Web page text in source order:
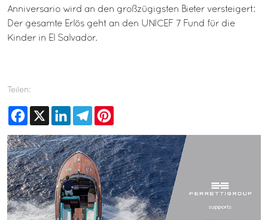
Anniversario wird an den großzügigsten Bieter versteigert:
Der gesamte Erlös geht an den UNICEF 7 Fund für die
Kinder in El Salvador.
Teilen:
Facebook
X LinkedInTelegram